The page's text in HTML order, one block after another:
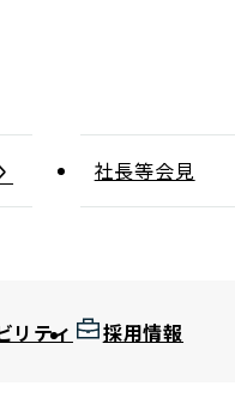
社長等会見
リティ 採用情報